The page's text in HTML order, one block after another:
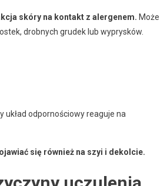
skóry na kontakt z alergenem. Może
drobnych grudek lub wyprysków.
układ odpornościowy reaguje na
się również na szyi i dekolcie.